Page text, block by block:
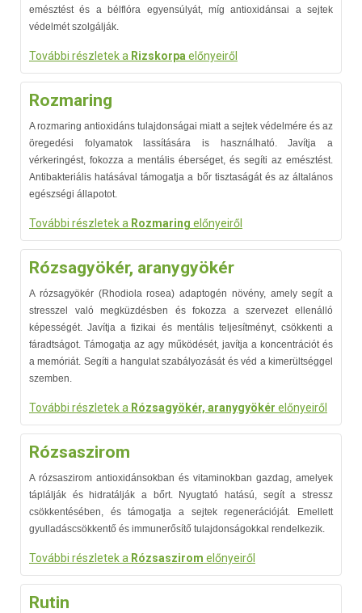
emésztést és a bélflóra egyensúlyát, míg antioxidánsai a sejtek
védelmét szolgálják.
További részletek a Rizskorpa előnyeiről
Rozmaring
A rozmaring antioxidáns tulajdonságai miatt a sejtek védelmére és az
öregedési folyamatok lassítására is használható. Javítja a
vérkeringést, fokozza a mentális éberséget, és segíti az emésztést.
Antibakteriális hatásával támogatja a bőr tisztaságát és az általános
egészségi állapotot.
További részletek a Rozmaring előnyeiről
Rózsagyökér, aranygyökér
A rózsagyökér (Rhodiola rosea) adaptogén növény, amely segít a
stresszel való megküzdésben és fokozza a szervezet ellenálló
képességét. Javítja a fizikai és mentális teljesítményt, csökkenti a
fáradtságot. Támogatja az agy működését, javítja a koncentrációt és
a memóriát. Segíti a hangulat szabályozását és véd a kimerültséggel
szemben.
További részletek a Rózsagyökér, aranygyökér előnyeiről
Rózsaszirom
A rózsaszirom antioxidánsokban és vitaminokban gazdag, amelyek
táplálják és hidratálják a bőrt. Nyugtató hatású, segít a stressz
csökkentésében, és támogatja a sejtek regenerációját. Emellett
gyulladáscsökkentő és immunerősítő tulajdonságokkal rendelkezik.
További részletek a Rózsaszirom előnyeiről
Rutin